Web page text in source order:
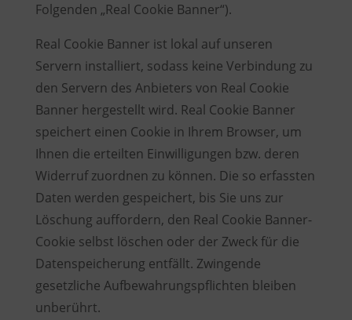
Folgenden „Real Cookie Banner“).
Real Cookie Banner ist lokal auf unseren
Servern installiert, sodass keine Verbindung zu
den Servern des Anbieters von Real Cookie
Banner hergestellt wird. Real Cookie Banner
speichert einen Cookie in Ihrem Browser, um
Ihnen die erteilten Einwilligungen bzw. deren
Widerruf zuordnen zu können. Die so erfassten
Daten werden gespeichert, bis Sie uns zur
Löschung auffordern, den Real Cookie Banner-
Cookie selbst löschen oder der Zweck für die
Datenspeicherung entfällt. Zwingende
gesetzliche Aufbewahrungspflichten bleiben
unberührt.